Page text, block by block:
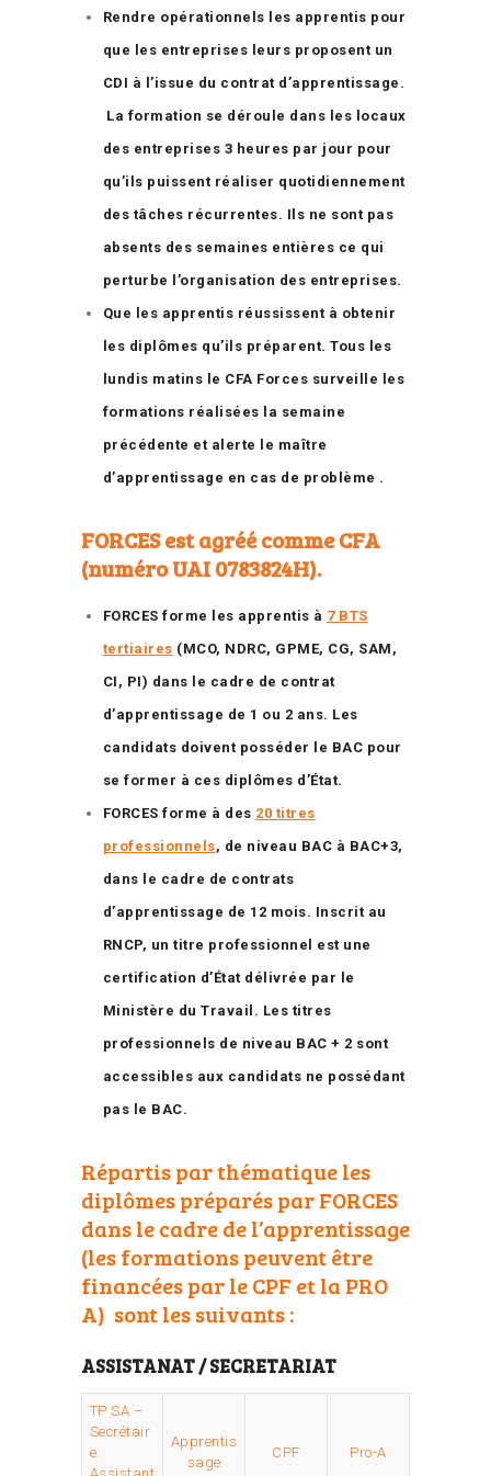
Rendre opérationnels les apprentis pour
que les entreprises leurs proposent un
CDI à l’issue du contrat d’apprentissage.
La formation se déroule dans les locaux
des entreprises 3 heures par jour pour
qu’ils puissent réaliser quotidiennement
des tâches récurrentes. Ils ne sont pas
absents des semaines entières ce qui
perturbe l’organisation des entreprises.
Que les apprentis réussissent à obtenir
les diplômes qu’ils préparent. Tous les
lundis matins le CFA Forces surveille les
formations réalisées la semaine
précédente et alerte le maître
d’apprentissage en cas de problème .
FORCES est agréé comme CFA
(numéro UAI 0783824H).
FORCES forme les apprentis à 7 BTS
tertiaires (MCO, NDRC, GPME, CG, SAM,
CI, PI) dans le cadre de contrat
d’apprentissage de 1 ou 2 ans. Les
candidats doivent posséder le BAC pour
se former à ces diplômes d’État.
FORCES forme à des 20 titres
professionnels, de niveau BAC à BAC+3,
dans le cadre de contrats
d’apprentissage de 12 mois. Inscrit au
RNCP, un titre professionnel est une
certification d’État délivrée par le
Ministère du Travail. Les titres
professionnels de niveau BAC + 2 sont
accessibles aux candidats ne possédant
pas le BAC.
Répartis par thématique les
diplômes préparés par FORCES
dans le cadre de l’apprentissage
(les formations peuvent être
financées par le CPF et la PRO
A) sont les suivants :
ASSISTANAT / SECRETARIAT
TP SA –
Secrétair
e
Apprentis
sage
CPF Pro-A